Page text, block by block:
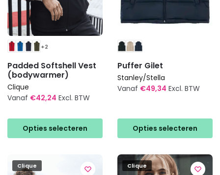
+2
Padded Softshell Vest
(bodywarmer)
Clique
Vanaf €42,24 Excl. BTW
Opties selecteren
product
heeft
variaties.
Puffer Gilet
Stanley/Stella
Vanaf €49,34 Excl. BTW
Opties selecteren
product
heeft
meerdere
variaties.
Deze
Clique Clique